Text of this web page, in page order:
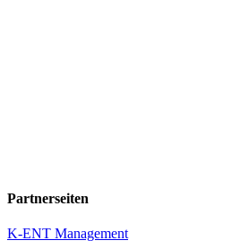
Partnerseiten
K-ENT Management